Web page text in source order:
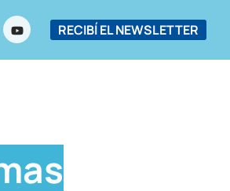
RECIBÍ EL NEWSLETTER